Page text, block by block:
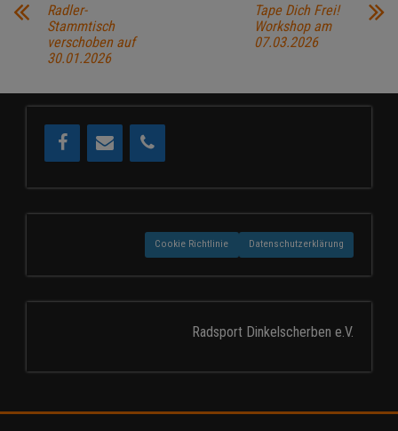
Radler-
Stammtisch
verschoben auf
30.01.2026
Tape Dich Frei!
Workshop am
07.03.2026
Cookie Richtlinie Datenschutzerklärung
Radsport Dinkelscherben e.V.